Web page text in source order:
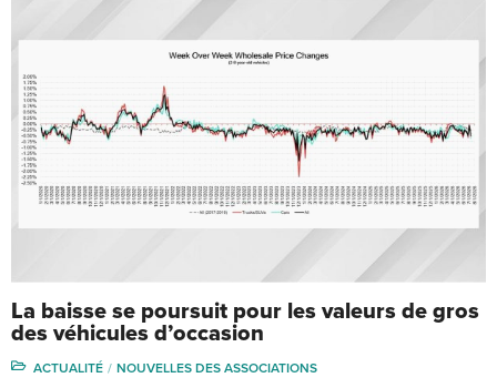
La baisse se poursuit pour les valeurs de gros
des véhicules d’occasion
ACTUALITÉ NOUVELLES DES ASSOCIATIONS